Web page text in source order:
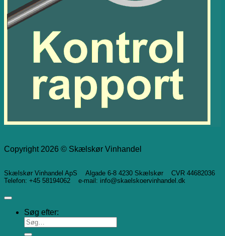
Copyright 2026 © Skælskør Vinhandel
Skælskør Vinhandel ApS Algade 6-8 4230 Skælskør CVR 44682036
Telefon: +45 58194062 e-mail: info@skaelskoervinhandel.dk
Søg efter: